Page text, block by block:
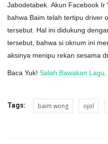
Jabodetabek. Akun Facebook Ir
bahwa Baim telah tertipu driver
tersebut. Hal ini didukung
tersebut, bahwa si oknum ini
aksinya menipu rekan sesama
Baca Yuk! Salah Bawakan
Tags: baim wong ojol